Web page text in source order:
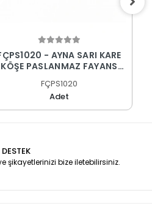
- AYNA SARI KARE
KÖŞE PASLANMAZ FAYANS
FÇPS1020
Adet
şikayetlerinizi bize iletebilirsiniz.